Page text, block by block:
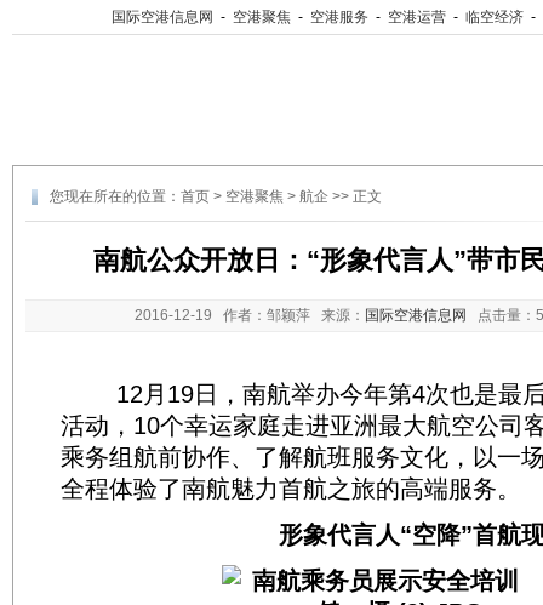
国际空港信息网 - 空港聚焦 - 空港服务 - 空港运营 - 临空经济 -
您现在所在的位置： 首页 > 空港聚焦 > 航企 >> 正文
南航公众开放日：“形象代言人”带市
2016-12-19 作者：邹颖萍 来源： 国际空港信息网 点击量：
12月19日，南航举办今年第4次也是最
活动，10个幸运家庭走进亚洲最大航空公司
乘务组航前协作、了解航班服务文化，以一
全程体验了南航魅力首航之旅的高端服务。
形象代言人“空降”首航